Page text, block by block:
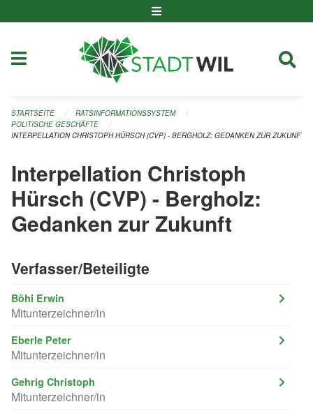
STARTSEITE
RATSINFORMATIONSSYSTEM
POLITISCHE GESCHÄFTE
INTERPELLATION CHRISTOPH HÜRSCH (CVP) - BERGHOLZ: GEDANKEN ZUR ZUKUNFT
Interpellation Christoph
Hürsch (CVP) - Bergholz:
Gedanken zur Zukunft
Verfasser/Beteiligte
Böhi Erwin
Mitunterzeichner/in
Eberle Peter
Mitunterzeichner/in
Gehrig Christoph
Mitunterzeichner/in